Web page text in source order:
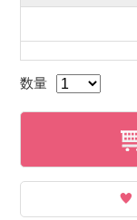
数量